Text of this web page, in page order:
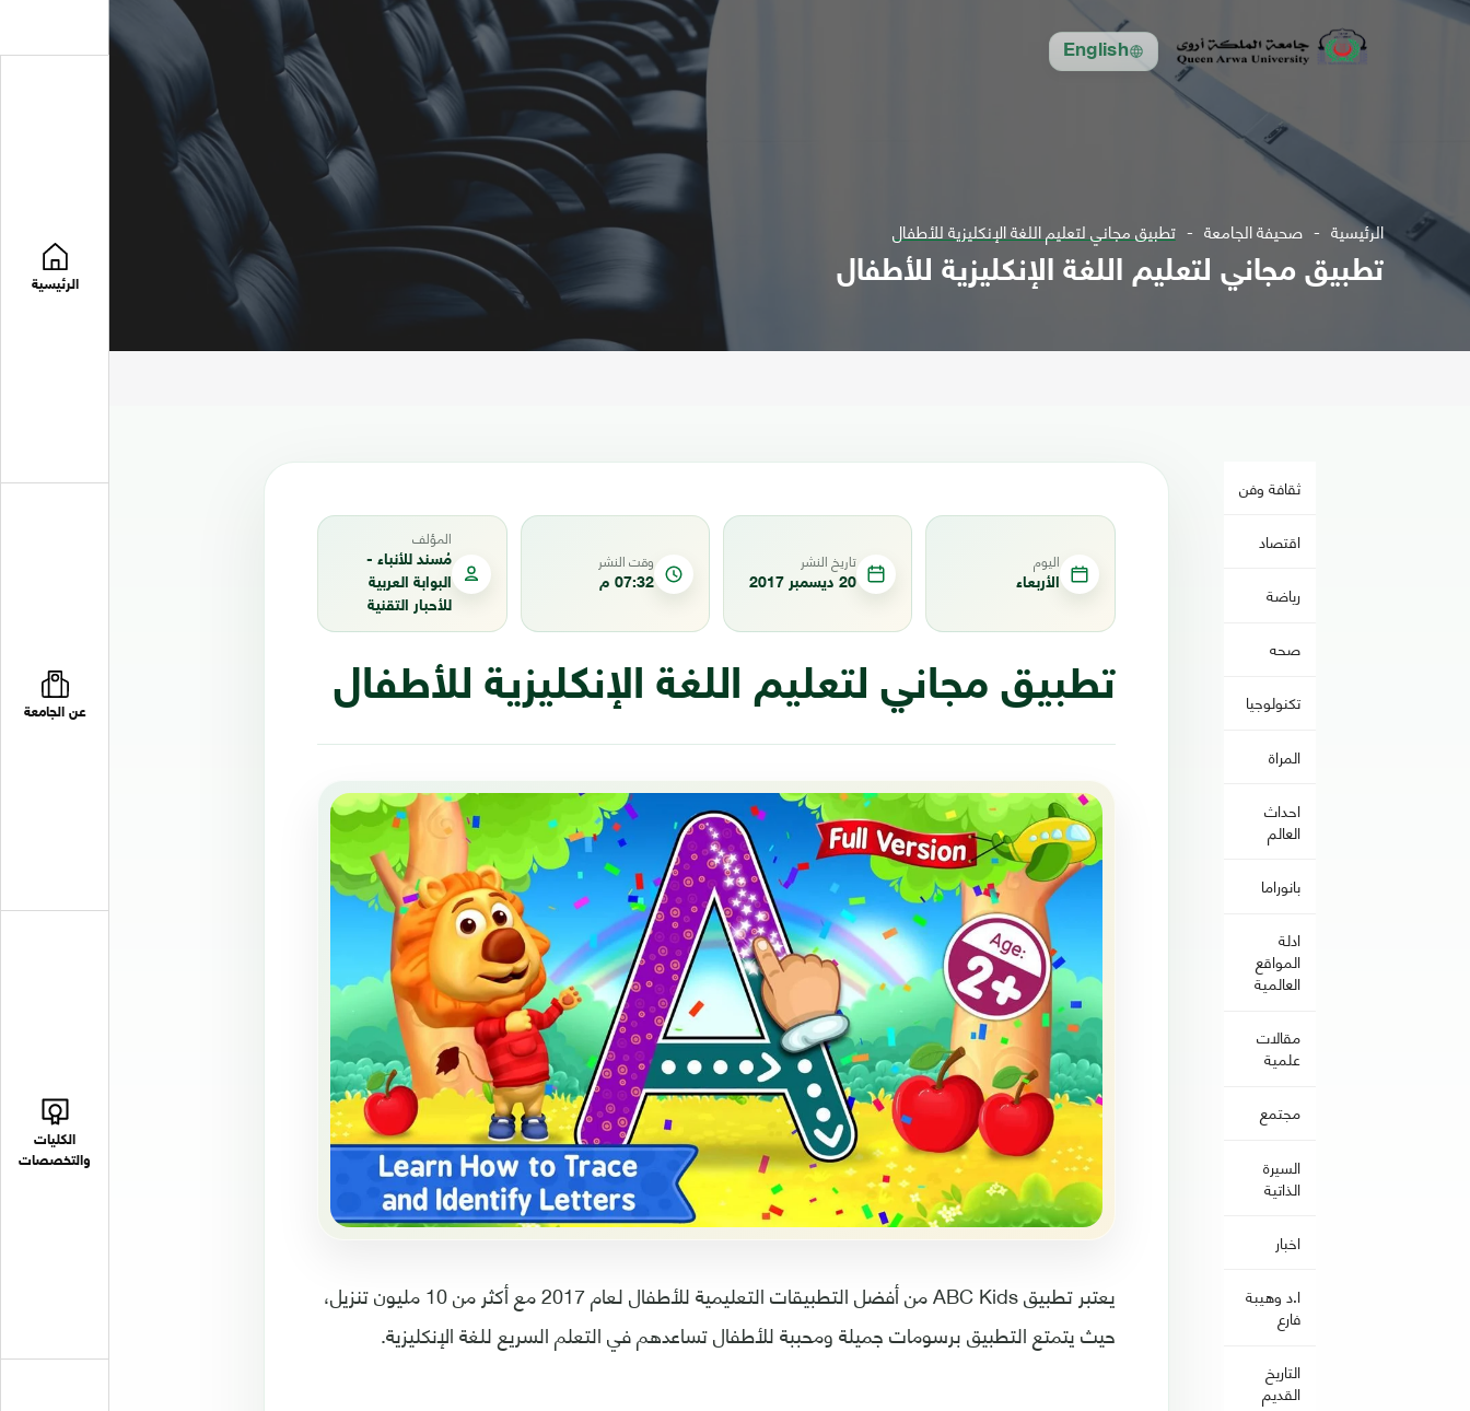
English
الرئيسية
عن الجامعة
الكليات
والتخصصات
الرئيسية صحيفة الجامعة تطبيق مجاني لتعليم اللغة الإنكليزية للأطفال
تطبيق مجاني لتعليم اللغة الإنكليزية للأطفال
ثقافة وفن
اقتصاد
رياضة
صحه
تكنولوجيا
المراة
احداث
العالم
بانوراما
ادلة
المواقع
العالمية
مقالات
علمية
مجتمع
السيرة
الذاتية
اخبار
ا.د وهيبة
فارع
التاريخ
القديم
اليوم
الأربعاء
تاريخ النشر
20 ديسمبر 2017
وقت النشر
07:32 م
المؤلف
مُسند للأنباء -
البوابة العربية
للأحبار التقنية
تطبيق مجاني لتعليم اللغة الإنكليزية للأطفال
يعتبر تطبيق ABC Kids من أفضل التطبيقات التعليمية للأطفال لعام 2017 مع أكثر من 10 مليون تنزيل،
حيث يتمتع التطبيق برسومات جميلة ومحببة للأطفال تساعدهم في التعلم السريع للغة الإنكليزية.